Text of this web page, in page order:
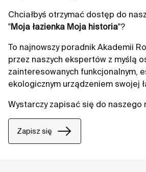
Chciałbyś otrzymać dostęp do
"Moja łazienka Moja historia"?
To najnowszy poradnik Akademii
przez naszych ekspertów z myślą
zainteresowanych funkcjonalnym,
ekologicznym urządzeniem swojej
Wystarczy zapisać się do naszego
Zapisz się